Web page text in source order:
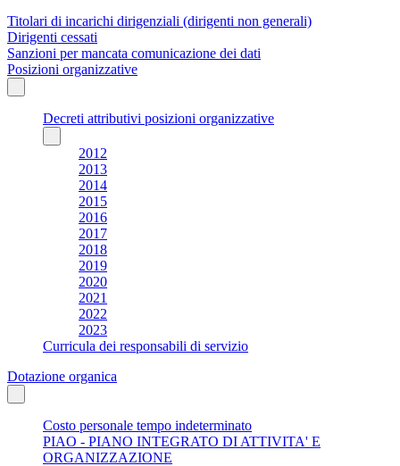
Titolari di incarichi dirigenziali (dirigenti non generali)
Dirigenti cessati
Sanzioni per mancata comunicazione dei dati
Posizioni organizzative
Decreti attributivi posizioni organizzative
2012
2013
2014
2015
2016
2017
2018
2019
2020
2021
2022
2023
Curricula dei responsabili di servizio
Dotazione organica
Costo personale tempo indeterminato
PIAO - PIANO INTEGRATO DI ATTIVITA' E
ORGANIZZAZIONE